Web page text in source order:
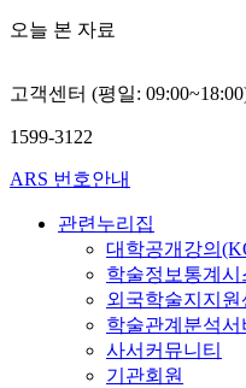
오늘 본 자료
고객센터 (평일:
1599-3122
ARS 번호안내
관련누리집
대학공개강의
학술정보통계시
외국학술지지원
학술관계분석
사서커뮤니티
기관회원